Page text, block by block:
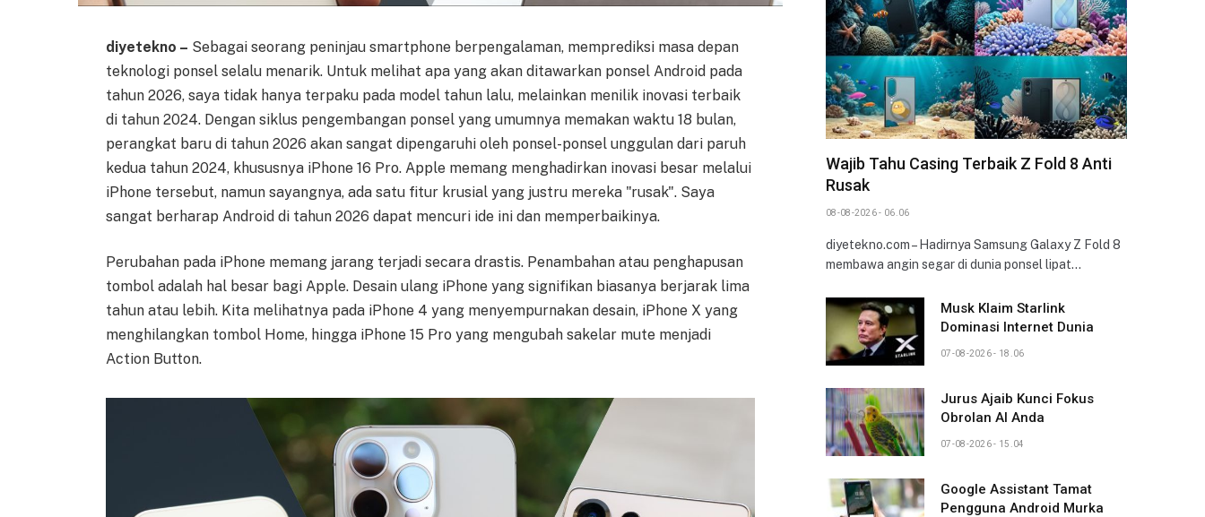
diyetekno – Sebagai seorang peninjau smartphone berpengalaman, memprediksi masa depan
teknologi ponsel selalu menarik. Untuk melihat apa yang akan ditawarkan ponsel Android pada
tahun 2026, saya tidak hanya terpaku pada model tahun lalu, melainkan menilik inovasi terbaik
di tahun 2024. Dengan siklus pengembangan ponsel yang umumnya memakan waktu 18 bulan,
perangkat baru di tahun 2026 akan sangat dipengaruhi oleh ponsel-ponsel unggulan dari paruh
kedua tahun 2024, khususnya iPhone 16 Pro. Apple memang menghadirkan inovasi besar melalui
iPhone tersebut, namun sayangnya, ada satu fitur krusial yang justru mereka "rusak". Saya
sangat berharap Android di tahun 2026 dapat mencuri ide ini dan memperbaikinya.
Perubahan pada iPhone memang jarang terjadi secara drastis. Penambahan atau penghapusan
tombol adalah hal besar bagi Apple. Desain ulang iPhone yang signifikan biasanya berjarak lima
tahun atau lebih. Kita melihatnya pada iPhone 4 yang menyempurnakan desain, iPhone X yang
menghilangkan tombol Home, hingga iPhone 15 Pro yang mengubah sakelar mute menjadi
Action Button.
Wajib Tahu Casing Terbaik Z Fold 8 Anti
Rusak
08-08-2026 - 06.06
diyetekno.com – Hadirnya Samsung Galaxy Z Fold 8
membawa angin segar di dunia ponsel lipat…
Musk Klaim Starlink
Dominasi Internet Dunia
07-08-2026 - 18.06
Jurus Ajaib Kunci Fokus
Obrolan AI Anda
07-08-2026 - 15.04
Google Assistant Tamat
Pengguna Android Murka